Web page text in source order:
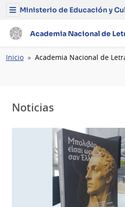
Menú
Ministerio
de
y
Cultura
Ministerio de Educación y
Academia Nacional de
Ruta
Inicio Academia Nacional de
Noticias